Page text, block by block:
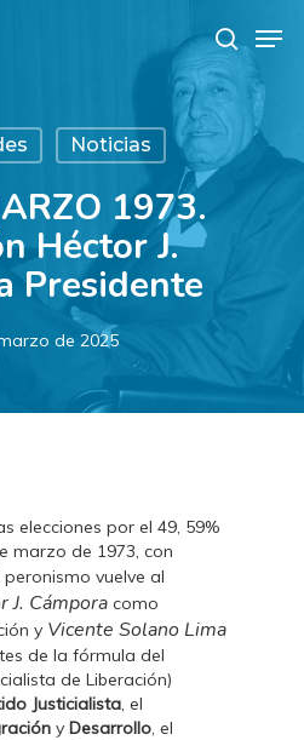
search
Noticias
1973.
Héctor J.
Presidente
de 2025
elecciones por el 49, 59%
marzo de 1973, con
vuelve al
J. Cámpora como
y Vicente Solano Lima
de la fórmula del
de Liberación)
Justicialista, el
y Desarrollo, el